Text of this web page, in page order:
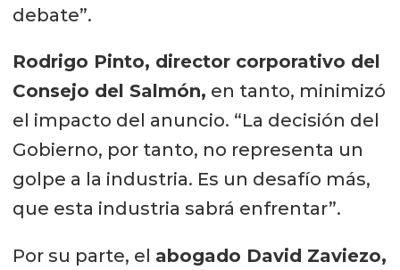
debate”.
Rodrigo Pinto, director corporativo del
Consejo del Salmón, en tanto, minimizó
el impacto del anuncio. “La decisión del
Gobierno, por tanto, no representa un
golpe a la industria. Es un desafío más,
que esta industria sabrá enfrentar”.
Por su parte, el abogado David Zaviezo,